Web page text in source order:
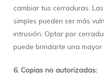
cambiar tus cerraduras.
simples pueden ser más
intrusión. Optar por
puede brindarte una
6. Copias no autorizadas: